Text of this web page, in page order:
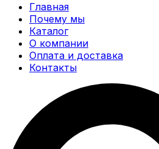
Главная
Почему мы
Каталог
О компании
Оплата и доставка
Контакты